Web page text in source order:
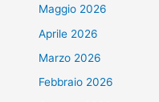
Maggio 2026
Aprile 2026
Marzo 2026
Febbraio 2026